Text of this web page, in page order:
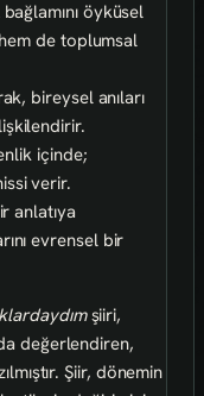
öyküsel
de toplumsal
bireysel anıları
içinde;
verir.
anlatıya
evrensel bir
şiiri,
değerlendiren,
Şiir, dönemin